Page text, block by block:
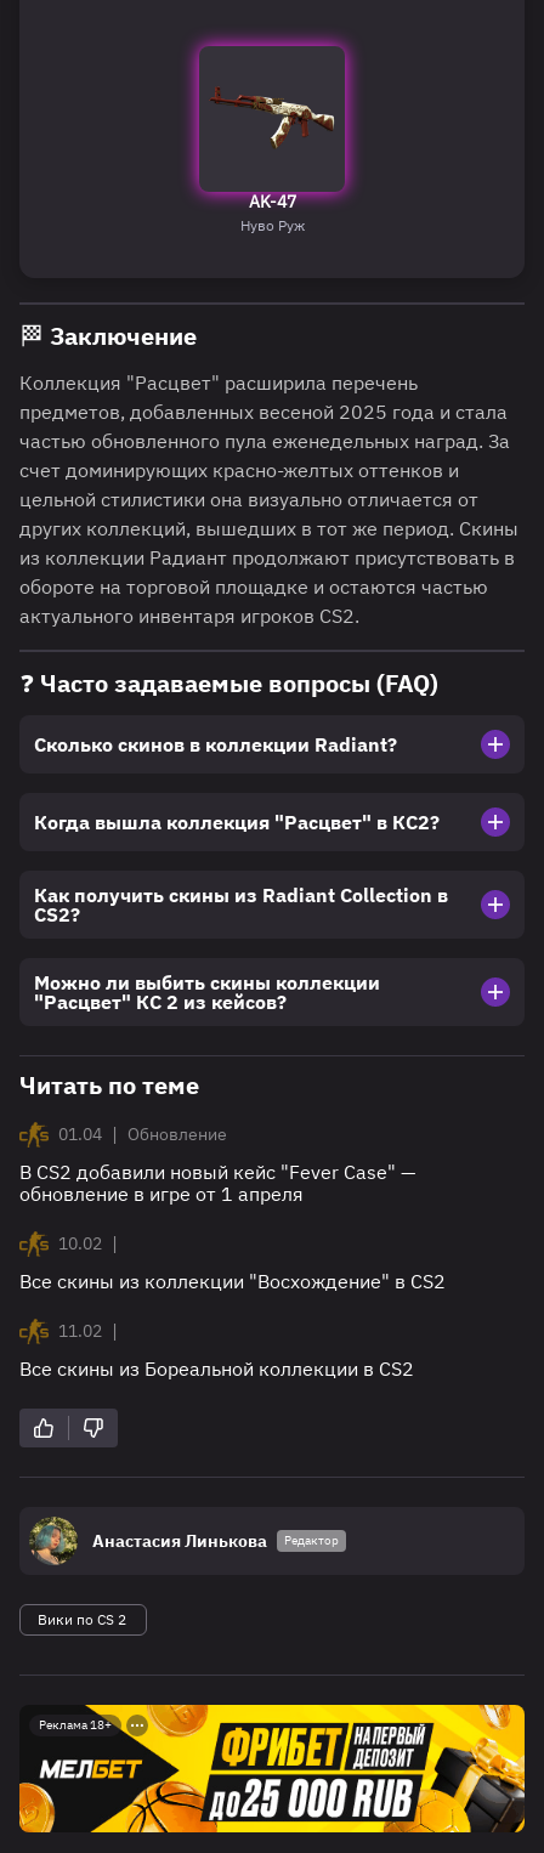
AK-47
Нуво Руж
🏁 Заключение
Коллекция "Расцвет" расширила перечень
предметов, добавленных весеной 2025 года и стала
частью обновленного пула еженедельных наград. За
счет доминирующих красно-желтых оттенков и
цельной стилистики она визуально отличается от
других коллекций, вышедших в тот же период. Скины
из коллекции Радиант продолжают присутствовать в
обороте на торговой площадке и остаются частью
актуального инвентаря игроков CS2.
❓ Часто задаваемые вопросы (FAQ)
Сколько скинов в коллекции Radiant?
Когда вышла коллекция "Расцвет" в КС2?
Как получить скины из Radiant Collection в
CS2?
Можно ли выбить скины коллекции
"Расцвет" КС 2 из кейсов?
Читать по теме
01.04 | Обновление
В CS2 добавили новый кейс "Fever Case" —
обновление в игре от 1 апреля
10.02 |
Все скины из коллекции "Восхождение" в CS2
11.02 |
Все скины из Бореальной коллекции в CS2
Анастасия Линькова Редактор
Вики по CS 2
Реклама 18+